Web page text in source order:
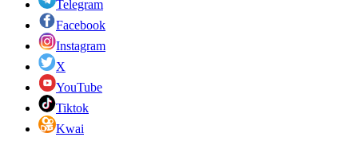
Telegram
Facebook
Instagram
X
YouTube
Tiktok
Kwai